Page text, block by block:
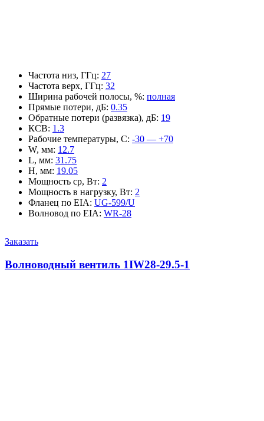
Частота низ, ГГц: 27
Частота верх, ГГц: 32
Ширина рабочей полосы, %: полная
Прямые потери, дБ: 0.35
Обратные потери (развязка), дБ: 19
КСВ: 1.3
Рабочие температуры, С: -30 — +70
W, мм: 12.7
L, мм: 31.75
H, мм: 19.05
Мощность ср, Вт: 2
Мощность в нагрузку, Вт: 2
Фланец по EIA: UG-599/U
Волновод по EIA: WR-28
Заказать
Волноводный вентиль 1IW28-29.5-1